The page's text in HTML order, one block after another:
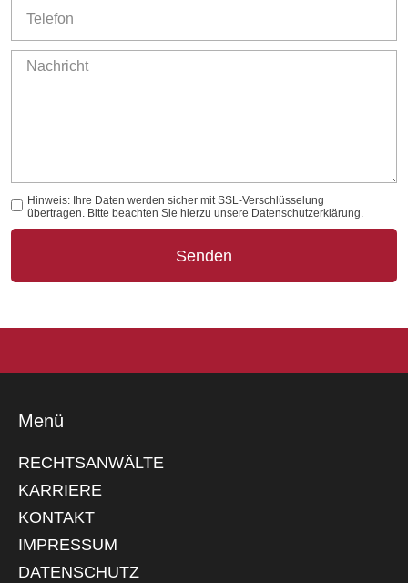
Hinweis: Ihre Daten werden sicher mit SSL-Verschlüsselung
übertragen. Bitte beachten Sie hierzu unsere Datenschutzerklärung.
Senden
Menü
RECHTSANWÄLTE
KARRIERE
KONTAKT
IMPRESSUM
DATENSCHUTZ